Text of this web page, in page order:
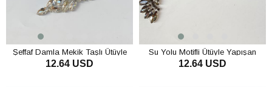
Şeffaf Damla Mekik Taşlı Ütüyle
Yapışan Parlak Taşlı Aplik
12.64 USD
Su Yolu Motifli Ütüyle Yapışan
Parlak Taşlı Aplik
12.64 USD